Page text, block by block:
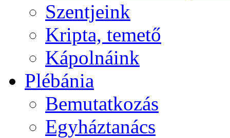
Szentjeink
Kripta, temető
Kápolnáink
Plébánia
Bemutatkozás
Egyháztanács